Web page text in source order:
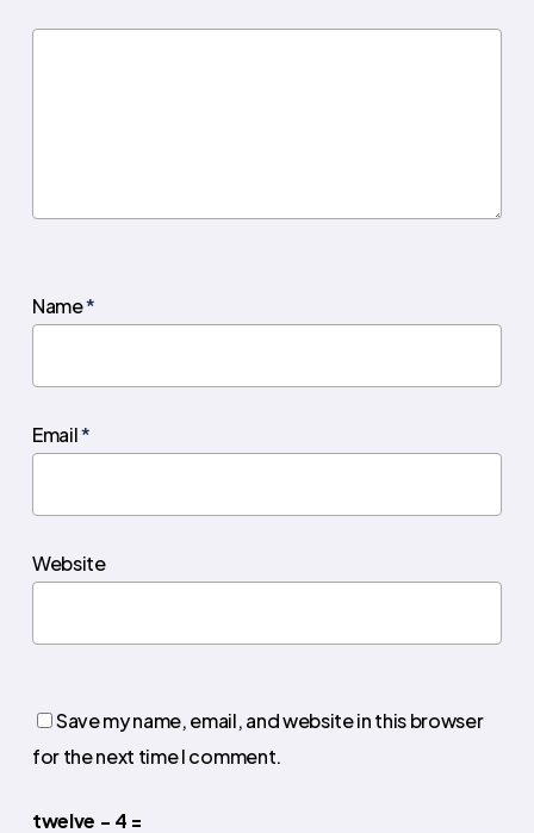
Name*
Email*
Website
Save my name, email, and website in this browser
for the next time I comment.
twelve − 4 =